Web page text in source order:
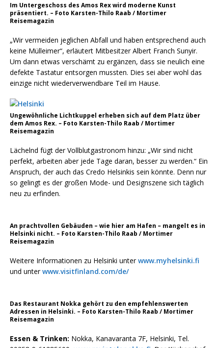
Im Untergeschoss des Amos Rex wird moderne Kunst
präsentiert. – Foto Karsten-Thilo Raab / Mortimer
Reisemagazin
„Wir vermeiden jeglichen Abfall und haben entsprechend auch
keine Mülleimer“, erläutert Mitbesitzer Albert Franch Sunyir.
Um dann etwas verschämt zu ergänzen, dass sie neulich eine
defekte Tastatur entsorgen mussten. Dies sei aber wohl das
einzige nicht wiederverwendbare Teil im Hause.
Ungewöhnliche Lichtkuppel erheben sich auf dem Platz über
dem Amos Rex. – Foto Karsten-Thilo Raab / Mortimer
Reisemagazin
Lächelnd fügt der Vollblutgastronom hinzu: „Wir sind nicht
perfekt, arbeiten aber jede Tage daran, besser zu werden.“ Ein
Anspruch, der auch das Credo Helsinkis sein könnte. Denn nur
so gelingt es der großen Mode- und Designszene sich täglich
neu zu erfinden.
An prachtvollen Gebäuden – wie hier am Hafen – mangelt es in
Helsinki nicht. – Foto Karsten-Thilo Raab / Mortimer
Reisemagazin
Weitere Informationen zu Helsinki unterwww.myhelsinki.fi
und unterwww.visitfinland.com/de/
Das Restaurant Nokka gehört zu den empfehlenswerten
Adressen in Helsinki. – Foto Karsten-Thilo Raab / Mortimer
Reisemagazin
Essen & Trinken: Nokka, Kanavaranta 7F, Helsinki, Tel.